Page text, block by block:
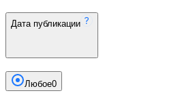
Дата публикации
Любое0